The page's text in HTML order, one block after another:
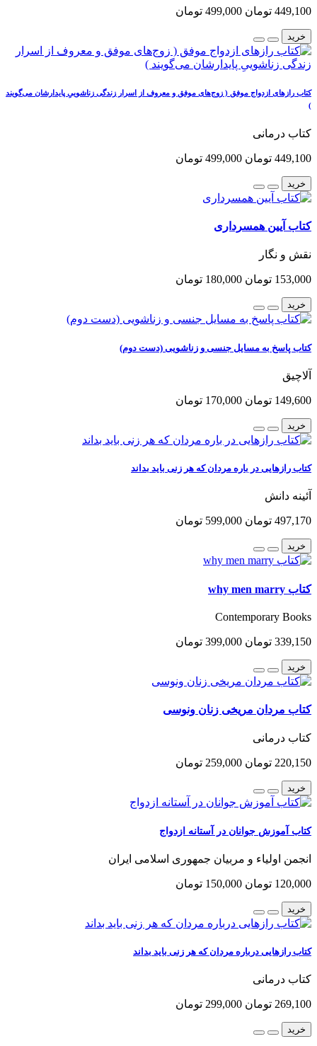
449,100 تومان 499,000 تومان
خرید
کتاب رازهای ازدواج موفق ( زوج‌های موفق و معروف از اسرار زندگی زناشوییِ پایدارشان می‌گویند
)
کتاب درمانی
449,100 تومان 499,000 تومان
خرید
کتاب آیین همسرداری
نقش و نگار
153,000 تومان 180,000 تومان
خرید
کتاب پاسخ به مسایل جنسی و زناشویی (دست دوم)
آلاچیق
149,600 تومان 170,000 تومان
خرید
کتاب رازهایی در باره مردان که هر زنی باید بداند
آئینه دانش
497,170 تومان 599,000 تومان
خرید
کتاب why men marry
Contemporary Books
339,150 تومان 399,000 تومان
خرید
کتاب مردان مریخی زنان ونوسی
کتاب درمانی
220,150 تومان 259,000 تومان
خرید
کتاب آموزش جوانان در آستانه ازدواج
انجمن اولیاء و مربیان جمهوری اسلامی ایران
120,000 تومان 150,000 تومان
خرید
کتاب رازهایی درباره مردان که هر زنی باید بداند
کتاب درمانی
269,100 تومان 299,000 تومان
خرید